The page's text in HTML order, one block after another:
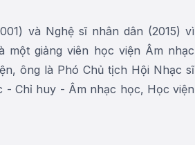
và Nghệ sĩ nhân dân (2015) vì
một giảng viên học viện Âm nhạc
ông là Phó Chủ tịch Hội Nhạc sĩ
- Chỉ huy - Âm nhạc học, Học viện